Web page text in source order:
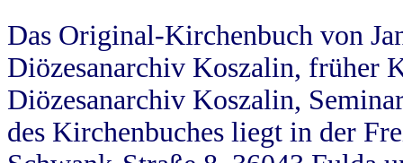
Das Original-Kirchenbuch von
Diözesanarchiv Koszalin, früher
Diözesanarchiv Koszalin,
des Kirchenbuches liegt in der